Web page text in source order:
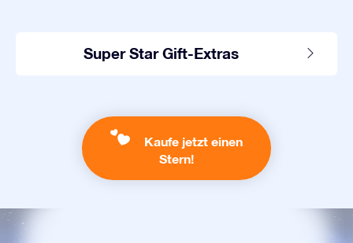
Super Star Gift-Extras
Kaufe jetzt einen
Stern!